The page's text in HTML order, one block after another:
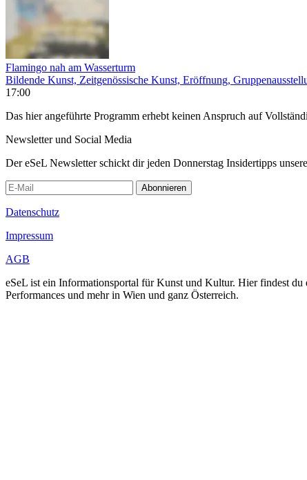
Flamingo nah am Wasserturm
Bildende Kunst, Zeitgenössische Kunst, Eröffnung,
17:00
Das hier angeführte Programm erhebt keinen Anspruch auf
Newsletter und Social Media
Der eSeL Newsletter schickt dir jeden Donnerstag Insidertipps
Abonnieren
Datenschutz
Impressum
AGB
eSeL ist ein Informationsportal für Kunst und Kultur. Hier findest
Performances und mehr in Wien und ganz Österreich.